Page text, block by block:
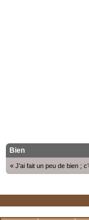
Bien
« J’ai fait un peu de bien ;